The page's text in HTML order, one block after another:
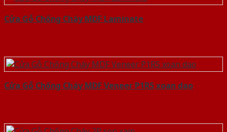
Cửa Gỗ Chống Cháy MDF Laminate
Cửa Gỗ Chống Cháy MDF Veneer P1R5 xoan dao